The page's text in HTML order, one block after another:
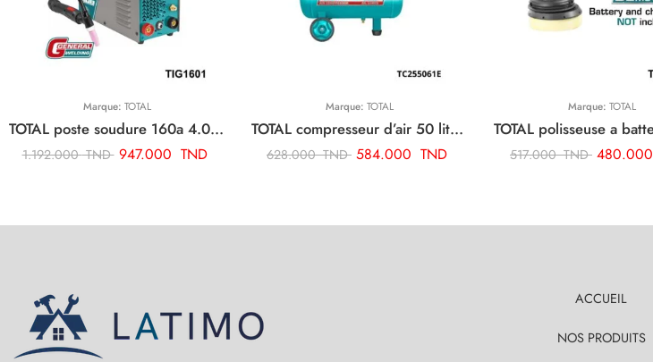
Marque: TOTAL
TOTAL poste soudure 160a 4.0 tig mma onduleur TIG1601
1.192.000TND 947.000 TND
Marque: TOTAL
TOTAL compresseur d’air 50 litre TC255061E
628.000TND 584.000 TND
Marque: TOTAL
517.000TND 480.000
ACCUEIL
NOS PRODUITS